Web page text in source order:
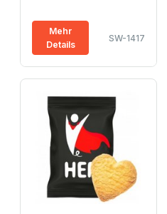
Mehr
Details
SW-1417